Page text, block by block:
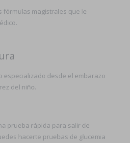
fórmulas magistrales que le
especializado desde el embarazo
del niño.
prueba rápida para salir de
hacerte pruebas de glucemia